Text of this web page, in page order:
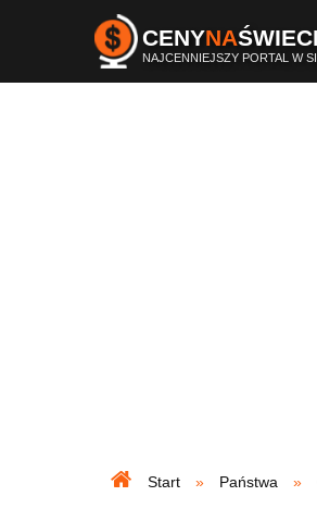
CENYNA
NAJCENNIEJSZY PORTAL W
Start Państwa